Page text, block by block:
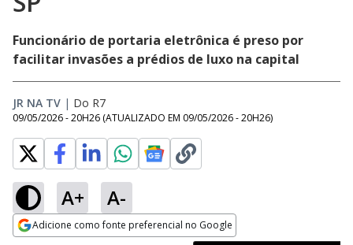
Funcionário de portaria eletrônica é preso por
facilitar invasões a prédios de luxo na capital
JR NA TV | Do R7
09/05/2026 - 20H26 (ATUALIZADO EM 09/05/2026 - 20H26)
A+ A-
Adicione como fonte preferencial no Google
Ativar
Loaded:
50.41%